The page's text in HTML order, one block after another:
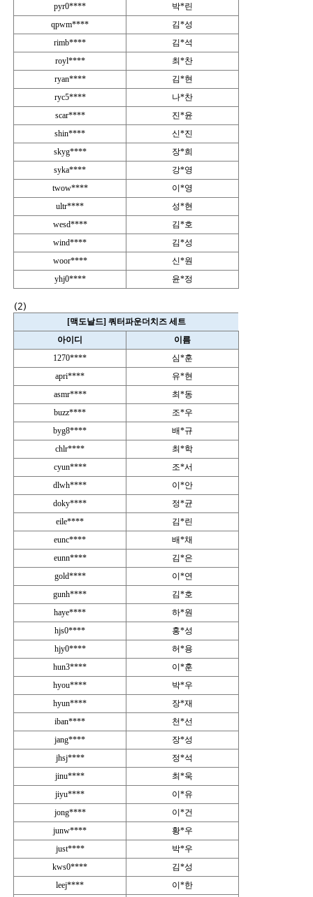
pyr0****
박*린
qpwm****
김*성
rimb****
김*석
royl****
최*찬
ryan****
김*현
ryc5****
나*찬
scar****
진*윤
shin****
신*진
skyg****
장*희
syka****
강*영
twow****
이*영
ultr****
성*현
wesd****
김*호
wind****
김*성
woor****
신*원
yhj0****
윤*정
(2)
[맥도날드] 쿼터파운더치즈 세트
아이디
이름
1270****
심*훈
apri****
유*현
asmr****
최*동
buzz****
조*우
byg8****
배*규
chlr****
최*학
cyun****
조*서
dlwh****
이*안
doky****
정*균
eile****
김*린
eunc****
배*채
eunn****
김*은
gold****
이*연
gunh****
김*호
haye****
하*원
hjs0****
홍*성
hjy0****
허*용
hun3****
이*훈
hyou****
박*우
hyun****
장*재
iban****
천*선
jang****
장*성
jhsj****
정*석
jinu****
최*욱
jiyu****
이*유
jong****
이*건
junw****
황*우
just****
박*우
kws0****
김*성
leej****
이*한